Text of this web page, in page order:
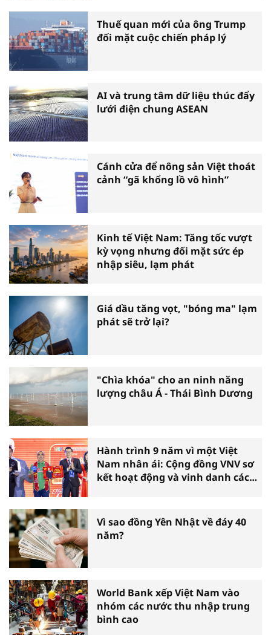
Thuế quan mới của ông Trump
đối mặt cuộc chiến pháp lý
AI và trung tâm dữ liệu thúc đẩy
lưới điện chung ASEAN
Cánh cửa để nông sản Việt thoát
cảnh “gã khổng lồ vô hình”
Kinh tế Việt Nam: Tăng tốc vượt
kỳ vọng nhưng đối mặt sức ép
nhập siêu, lạm phát
Giá dầu tăng vọt, "bóng ma" lạm
phát sẽ trở lại?
"Chìa khóa" cho an ninh năng
lượng châu Á - Thái Bình Dương
Hành trình 9 năm vì một Việt
Nam nhân ái: Cộng đồng VNV sơ
kết hoạt động và vinh danh các
Vì sao đồng Yên Nhật về đáy 40
năm?
World Bank xếp Việt Nam vào
nhóm các nước thu nhập trung
bình cao